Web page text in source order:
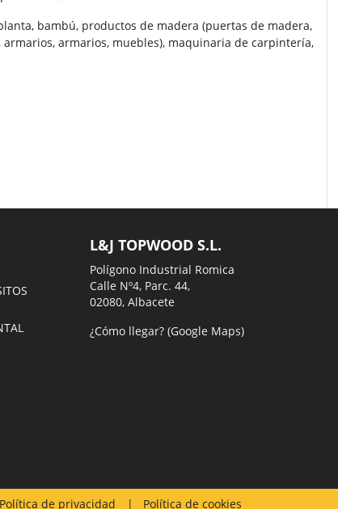
bambú, productos de madera (puertas de madera,
armarios, muebles), maquinaria de carpintería,
L&J TOPWOOD S.L.
Polígono Industrial Romica
Calle Nº4, Parc. 44,
02080, Albacete
¿Cómo llegar? (Google Maps)
Política de privacidad Política de cookies